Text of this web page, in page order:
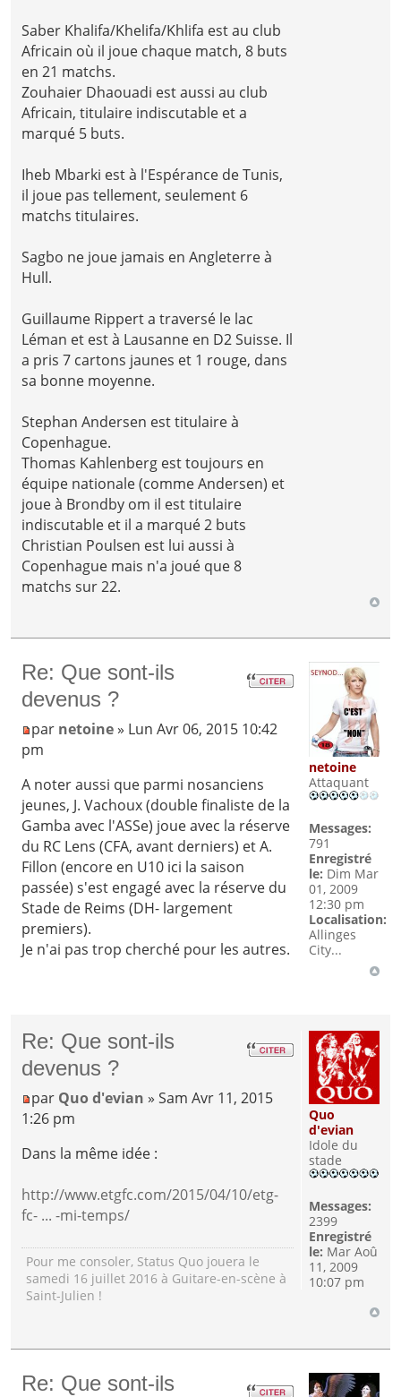
Saber Khalifa/Khelifa/Khlifa est au club
Africain où il joue chaque match, 8 buts
en 21 matchs.
Zouhaier Dhaouadi est aussi au club
Africain, titulaire indiscutable et a
marqué 5 buts.
Iheb Mbarki est à l'Espérance de Tunis,
il joue pas tellement, seulement 6
matchs titulaires.
Sagbo ne joue jamais en Angleterre à
Hull.
Guillaume Rippert a traversé le lac
Léman et est à Lausanne en D2 Suisse. Il
a pris 7 cartons jaunes et 1 rouge, dans
sa bonne moyenne.
Stephan Andersen est titulaire à
Copenhague.
Thomas Kahlenberg est toujours en
équipe nationale (comme Andersen) et
joue à Brondby om il est titulaire
indiscutable et il a marqué 2 buts
Christian Poulsen est lui aussi à
Copenhague mais n'a joué que 8
matchs sur 22.
Re: Que sont-ils
devenus ?
par netoine» Lun Avr 06, 2015 10:42
pm
A noter aussi que parmi nosanciens
jeunes, J. Vachoux (double finaliste de la
Gamba avec l'ASSe) joue avec la réserve
du RC Lens (CFA, avant derniers) et A.
Fillon (encore en U10 ici la saison
passée) s'est engagé avec la réserve du
Stade de Reims (DH- largement
premiers).
Je n'ai pas trop cherché pour les autres.
netoine
Attaquant
Messages:
791
Enregistré
le: Dim Mar
01, 2009
12:30 pm
Localisation:
Allinges
City...
Re: Que sont-ils
devenus ?
par Quo d'evian » Sam Avr 11, 2015
1:26 pm
Dans la même idée :
http://www.etgfc.com/2015/04/10/etg-
fc- ... -mi-temps/
Pour me consoler, Status Quo jouera le
samedi 16 juillet 2016 à Guitare-en-scène à
Saint-Julien !
Quo
d'evian
Idole du
stade
Messages:
2399
Enregistré
le: Mar Aoû
11, 2009
10:07 pm
Re: Que sont-ils